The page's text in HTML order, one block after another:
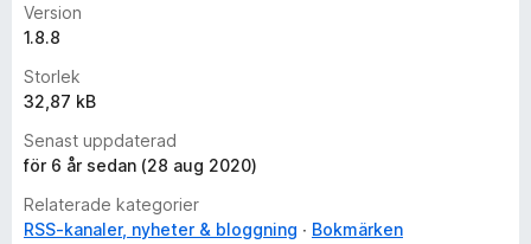
Version
1.8.8
Storlek
32,87 kB
Senast uppdaterad
för 6 år sedan (28 aug 2020)
Relaterade kategorier
RSS-kanaler, nyheter & bloggning
Bokmärken